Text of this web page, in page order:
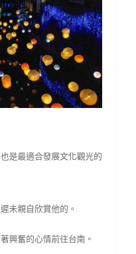
是最適合發展文化觀光的
未親自欣賞他的。
興奮的心情前往台南。